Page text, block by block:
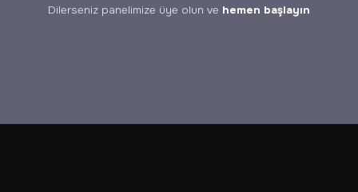
Dilerseniz panelimize üye olun ve hemen başlayın